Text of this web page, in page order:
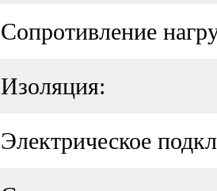
Сопротивление
Изоляция:
Электрическое